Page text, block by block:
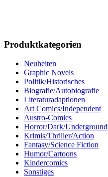
Produktkategorien
Neuheiten
Graphic Novels
Politik/Historisches
Biografie/Autobiografie
Literaturadaptionen
Art Comics/Independent
Austro-Comics
Horror/Dark/Underground
Krimis/Thriller/Action
Fantasy/Science Fiction
Humor/Cartoons
Kindercomics
Sonstiges